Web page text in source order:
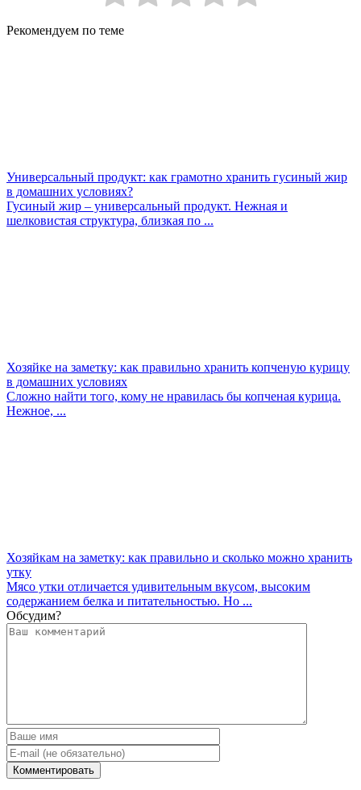
Рекомендуем по теме
Универсальный продукт: как грамотно хранить гусиный жир
в домашних условиях?
Гусиный жир – универсальный продукт. Нежная и
шелковистая структура, близкая по ...
Хозяйке на заметку: как правильно хранить копченую курицу
в домашних условиях
Сложно найти того, кому не нравилась бы копченая курица.
Нежное, ...
Хозяйкам на заметку: как правильно и сколько можно хранить
утку
Мясо утки отличается удивительным вкусом, высоким
содержанием белка и питательностью. Но ...
Обсудим?